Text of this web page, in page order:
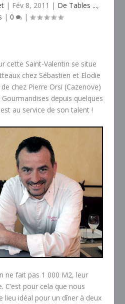
| Fév 8, 2011 | De Tables ...,
| 0 |
cette Saint-Valentin se situe
chez Sébastien et Elodie
chez Pierre Orsi (Cazenove)
depuis quelques
au service de son talent !
ne fait pas 1 000 M2, leur
C’est pour cela que nous
lieu idéal pour un dîner à deux